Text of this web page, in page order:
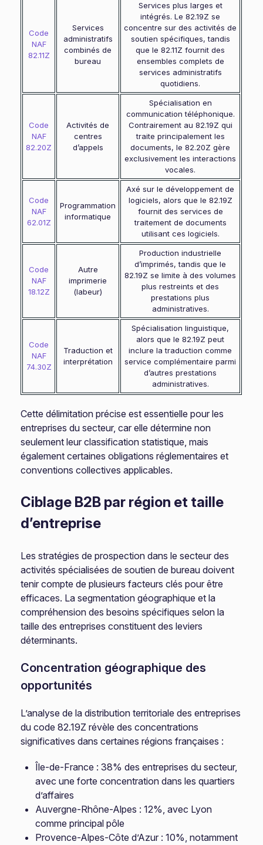
Code
NAF
82.11Z
Services
administratifs
combinés de
bureau
Services plus larges et
intégrés. Le 82.19Z se
concentre sur des activités de
soutien spécifiques, tandis
que le 82.11Z fournit des
ensembles complets de
services administratifs
quotidiens.
Code
NAF
82.20Z
Activités de
centres
d’appels
Spécialisation en
communication téléphonique.
Contrairement au 82.19Z qui
traite principalement les
documents, le 82.20Z gère
exclusivement les interactions
vocales.
Code
NAF
62.01Z
Programmation
informatique
Axé sur le développement de
logiciels, alors que le 82.19Z
fournit des services de
traitement de documents
utilisant ces logiciels.
Code
NAF
18.12Z
Autre
imprimerie
(labeur)
Production industrielle
d’imprimés, tandis que le
82.19Z se limite à des volumes
plus restreints et des
prestations plus
administratives.
Code
NAF
74.30Z
Traduction et
interprétation
Spécialisation linguistique,
alors que le 82.19Z peut
inclure la traduction comme
service complémentaire parmi
d’autres prestations
administratives.
Cette délimitation précise est essentielle pour les
entreprises du secteur, car elle détermine non
seulement leur classification statistique, mais
également certaines obligations réglementaires et
conventions collectives applicables.
Ciblage B2B par région et taille
d’entreprise
Les stratégies de prospection dans le secteur des
activités spécialisées de soutien de bureau doivent
tenir compte de plusieurs facteurs clés pour être
efficaces. La segmentation géographique et la
compréhension des besoins spécifiques selon la
taille des entreprises constituent des leviers
déterminants.
Concentration géographique des
opportunités
L’analyse de la distribution territoriale des entreprises
du code 82.19Z révèle des concentrations
significatives dans certaines régions françaises :
Île-de-France : 38% des entreprises du secteur,
avec une forte concentration dans les quartiers
d’affaires
Auvergne-Rhône-Alpes : 12%, avec Lyon
comme principal pôle
Provence-Alpes-Côte d’Azur : 10%, notamment